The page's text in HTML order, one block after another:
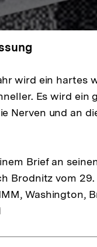
wird ein hartes
Es wird ein
Nerven und an
Brief an
Brodnitz vom
Washington,